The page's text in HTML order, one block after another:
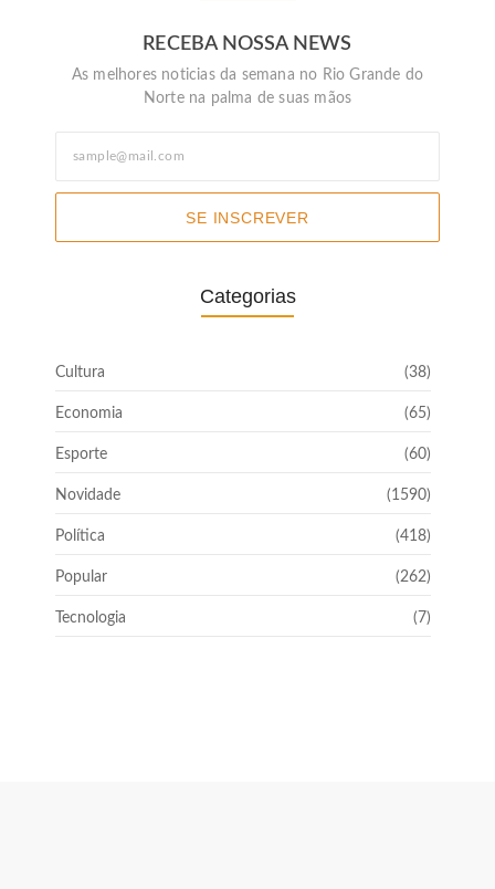
RECEBA NOSSA NEWS
As melhores noticias da semana no Rio Grande do
Norte na palma de suas mãos
SE INSCREVER
Categorias
Cultura (38)
Economia (65)
Esporte (60)
Novidade (1590)
Política (418)
Popular (262)
Tecnologia (7)